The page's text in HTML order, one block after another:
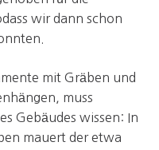
wir dann schon
mit Gräben und
muss
Gebäudes wissen: In
mauert der etwa